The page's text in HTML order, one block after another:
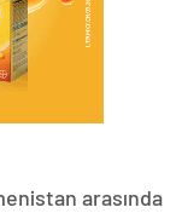
arasında